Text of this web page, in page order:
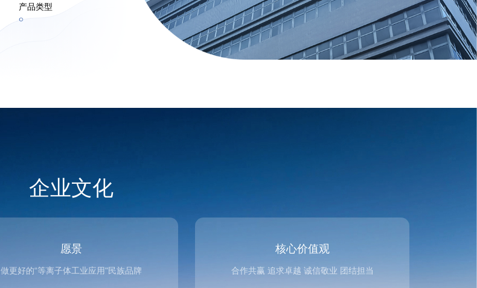
产品类型
企业文化
愿景
做更好的“等离子体工业应用"民族品牌
核心价值观
合作共赢 追求卓越 诚信敬业 团结担当